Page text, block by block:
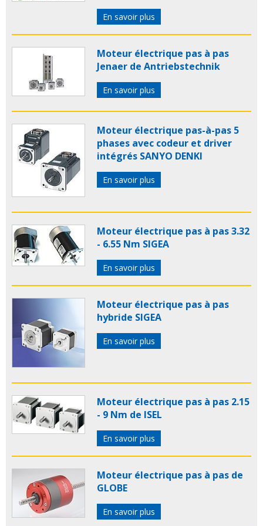
En savoir plus
Moteur électrique pas à pas
Jenaer de Antriebstechnik
En savoir plus
Moteur électrique pas-à-pas 5
phases avec codeur et driver
intégrés SANYO DENKI
En savoir plus
Moteur électrique pas à pas 3.32
- 6.55 Nm SIGEA
En savoir plus
Moteur électrique pas à pas
hybride SIGEA
En savoir plus
Moteur électrique pas à pas 2.15
- 9 Nm de ISEL
En savoir plus
Moteur électrique pas à pas de
GLOBE
En savoir plus